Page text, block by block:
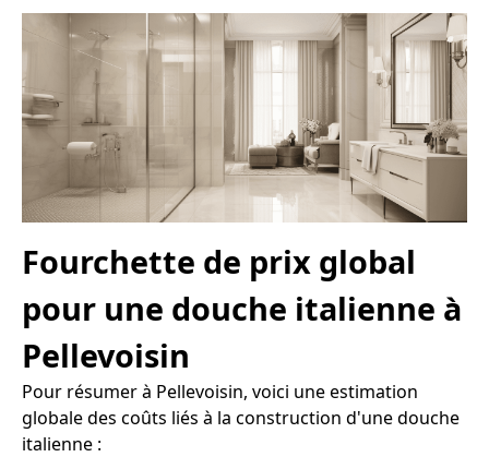
Fourchette de prix global
pour une douche italienne à
Pellevoisin
Pour résumer à Pellevoisin, voici une estimation
globale des coûts liés à la construction d'une douche
italienne :